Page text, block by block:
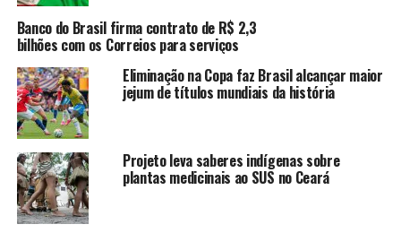
Banco do Brasil firma contrato de R$ 2,3
bilhões com os Correios para serviços
Eliminação na Copa faz Brasil alcançar maior
jejum de títulos mundiais da história
Projeto leva saberes indígenas sobre
plantas medicinais ao SUS no Ceará